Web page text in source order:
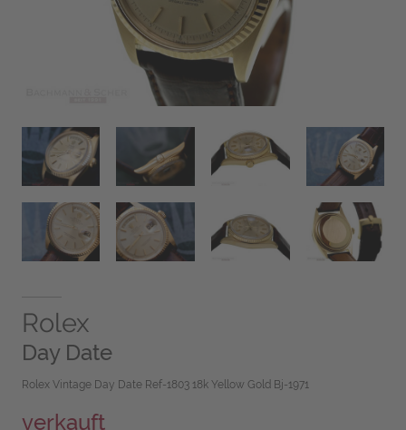
Rolex
Day Date
Rolex Vintage Day Date Ref-1803 18k Yellow Gold Bj-1971
verkauft